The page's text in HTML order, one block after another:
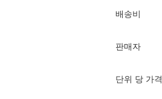
배송비
판매자
단위 당 가격